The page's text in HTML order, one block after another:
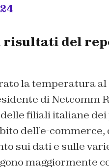
i risultati del
la temperatura
di Netcomm
filiali italiane
dell’e-commerce,
sui dati e sulle
maggiormente